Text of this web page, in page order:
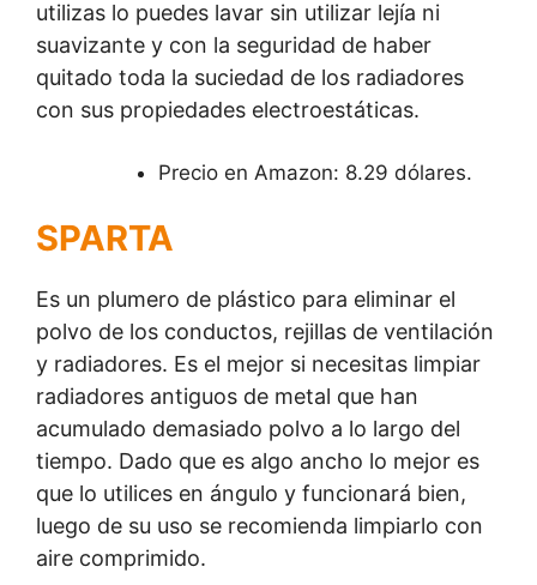
utilizas lo puedes lavar sin utilizar lejía ni
suavizante y con la seguridad de haber
quitado toda la suciedad de los radiadores
con sus propiedades electroestáticas.
Precio en Amazon: 8.29 dólares.
SPARTA
Es un plumero de plástico para eliminar el
polvo de los conductos, rejillas de ventilación
y radiadores. Es el mejor si necesitas limpiar
radiadores antiguos de metal que han
acumulado demasiado polvo a lo largo del
tiempo. Dado que es algo ancho lo mejor es
que lo utilices en ángulo y funcionará bien,
luego de su uso se recomienda limpiarlo con
aire comprimido.